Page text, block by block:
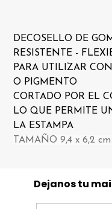
DECOSELLO DE
RESISTENTE -
PARA UTILIZAR
O PIGMENTO
CORTADO POR EL
LO QUE PERMITE
LA ESTAMPA
TAMAÑO 9,4 x 6,2 cm
Dejanos tu